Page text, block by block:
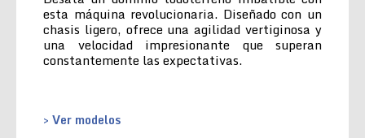
esta máquina revolucionaria. Diseñado con un
chasis ligero, ofrece una agilidad vertiginosa y
una velocidad impresionante que superan
constantemente las expectativas.
> Ver modelos